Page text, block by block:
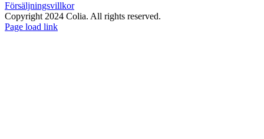
Försäljningsvillkor
Copyright 2024 Colia. All rights reserved.
Page load link